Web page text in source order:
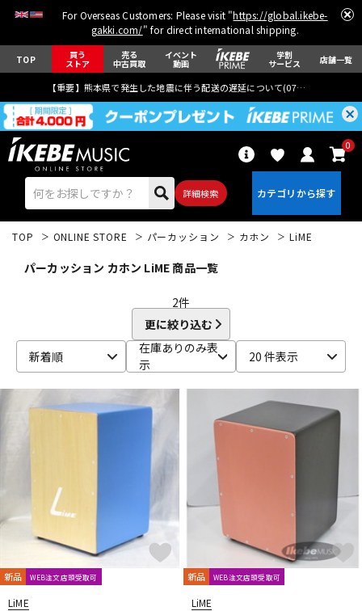
For Overseas Customers: Please visit "https://global.ikebe-
gakki.com/" for direct international shipping.
TOP 買う
ストア
売る
中古買取
イベント
動画
学割
サービス 店舗一覧
【重要】熊本県で発生した地震に伴う配送の遅延について(07月29日
詳細検索
0
ベース ウクレレ
管楽器 その他楽器
TOP ONLINE STORE パーカッション カホン LiME
パーカッション カホン LiME 商品一覧
2件
更に絞り込む
新着順
在庫ありのみ表
示
20 件表示
新品 WEB注文店頭受取可
LiME
新品 WEB注文店頭受取可
LiME